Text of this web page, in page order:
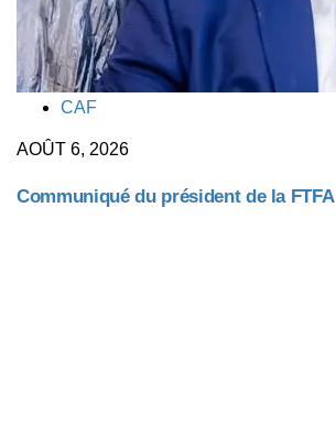
TAGSCAF
AOÛT 6, 2026
Communiqué du président de la FTFA